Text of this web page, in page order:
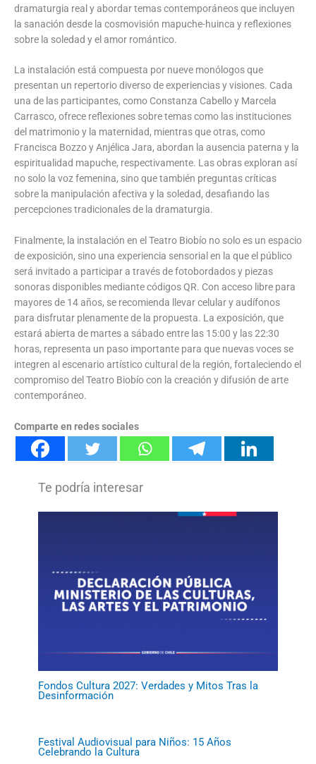
dramaturgia real y abordar temas contemporáneos que incluyen
la sanación desde la cosmovisión mapuche-huinca y reflexiones
sobre la soledad y el amor romántico.
La instalación está compuesta por nueve monólogos que
presentan un repertorio diverso de experiencias y visiones. Cada
una de las participantes, como Constanza Cabello y Marcela
Carrasco, ofrece reflexiones sobre temas como las instituciones
del matrimonio y la maternidad, mientras que otras, como
Francisca Bozzo y Anjélica Jara, abordan la ausencia paterna y la
espiritualidad mapuche, respectivamente. Las obras exploran así
no solo la voz femenina, sino que también preguntas críticas
sobre la manipulación afectiva y la soledad, desafiando las
percepciones tradicionales de la dramaturgia.
Finalmente, la instalación en el Teatro Biobío no solo es un espacio
de exposición, sino una experiencia sensorial en la que el público
será invitado a participar a través de fotobordados y piezas
sonoras disponibles mediante códigos QR. Con acceso libre para
mayores de 14 años, se recomienda llevar celular y audífonos
para disfrutar plenamente de la propuesta. La exposición, que
estará abierta de martes a sábado entre las 15:00 y las 22:30
horas, representa un paso importante para que nuevas voces se
integren al escenario artístico cultural de la región, fortaleciendo el
compromiso del Teatro Biobío con la creación y difusión de arte
contemporáneo.
Comparte en redes sociales
Fondos Cultura 2027: Verdades y Mitos Tras la
Desinformación
Festival Audiovisual para Niños: 15 Años
Celebrando la Cultura